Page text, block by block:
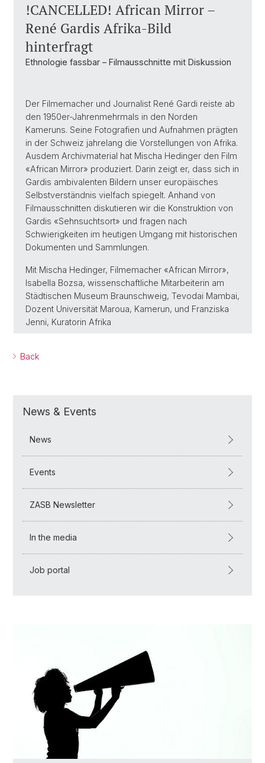
!CANCELLED! African Mirror –
René Gardis Afrika-Bild
hinterfragt
Ethnologie fassbar – Filmausschnitte mit Diskussion
Der Filmemacher und Journalist René Gardi reiste ab
den 1950er-Jahrenmehrmals in den Norden
Kameruns. Seine Fotografien und Aufnahmen prägten
in der Schweiz jahrelang die Vorstellungen von Afrika.
Ausdem Archivmaterial hat Mischa Hedinger den Film
«African Mirror» produziert. Darin zeigt er, dass sich in
Gardis ambivalenten Bildern unser europäisches
Selbstverständnis vielfach spiegelt. Anhand von
Filmausschnitten diskutieren wir die Konstruktion von
Gardis «Sehnsuchtsort» und fragen nach
Schwierigkeiten im heutigen Umgang mit historischen
Dokumenten und Sammlungen.
Mit Mischa Hedinger, Filmemacher «African Mirror»,
Isabella Bozsa, wissenschaftliche Mitarbeiterin am
Städtischen Museum Braunschweig, Tevodai Mambai,
Dozent Universität Maroua, Kamerun, und Franziska
Jenni, Kuratorin Afrika
Back
News & Events
News
Events
ZASB Newsletter
In the media
Job portal